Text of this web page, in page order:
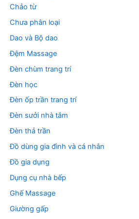
Chảo từ
Chưa phân loại
Dao và Bộ dao
Đệm Massage
Đèn chùm trang trí
Đèn học
Đèn ốp trần trang trí
Đèn sưởi nhà tắm
Đèn thả trần
Đồ dùng gia đình và cá nhân
Đồ gia dụng
Dụng cụ nhà bếp
Ghế Massage
Giường gấp